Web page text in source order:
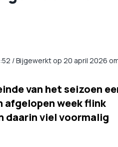
/Bijgewerkt op 20 april 2026
van het seizoen
afgelopen week flink
daarin viel voormalig